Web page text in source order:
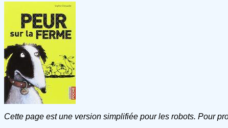
Cette page est une version simplifiée pour les robots. Pour